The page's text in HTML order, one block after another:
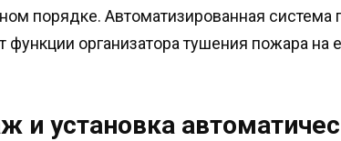
порядке. Автоматизированная система
функции организатора тушения пожара на
и установка